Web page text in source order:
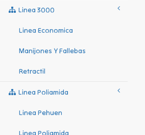
Linea 3000
Linea Economica
Manijones Y Fallebas
Retractil
Linea Poliamida
Linea Pehuen
Linea Poliamida